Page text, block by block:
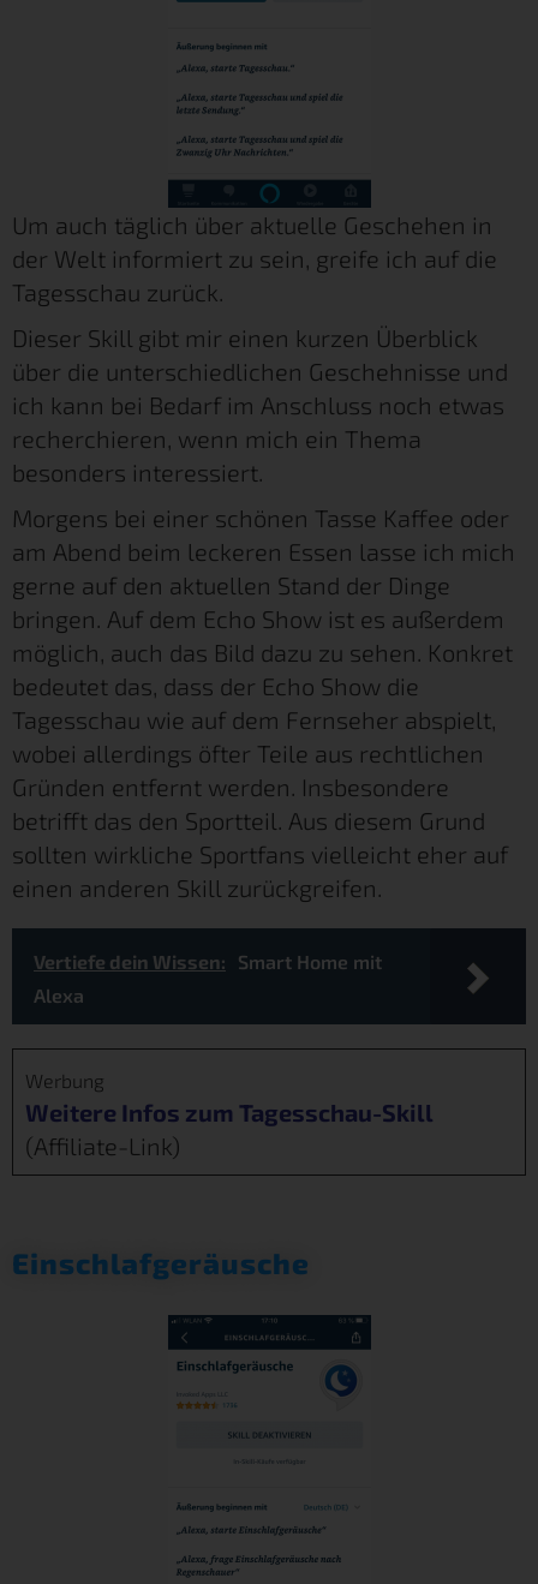
Um auch täglich über aktuelle Geschehen in
der Welt informiert zu sein, greife ich auf die
Tagesschau zurück.
Dieser Skill gibt mir einen kurzen Überblick
über die unterschiedlichen Geschehnisse und
ich kann bei Bedarf im Anschluss noch etwas
recherchieren, wenn mich ein Thema
besonders interessiert.
Morgens bei einer schönen Tasse Kaffee oder
am Abend beim leckeren Essen lasse ich mich
gerne auf den aktuellen Stand der Dinge
bringen. Auf dem Echo Show ist es außerdem
möglich, auch das Bild dazu zu sehen. Konkret
bedeutet das, dass der Echo Show die
Tagesschau wie auf dem Fernseher abspielt,
wobei allerdings öfter Teile aus rechtlichen
Gründen entfernt werden. Insbesondere
betrifft das den Sportteil. Aus diesem Grund
sollten wirkliche Sportfans vielleicht eher auf
einen anderen Skill zurückgreifen.
Vertiefe dein Wissen:
Smart Home mit
Alexa
Werbung
Weitere Infos zum Tagesschau-Skill
(Affiliate-Link)
Einschlafgeräusche